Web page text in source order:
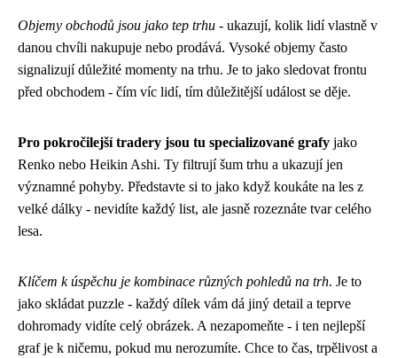
Objemy obchodů jsou jako tep trhu - ukazují, kolik lidí vlastně v
danou chvíli nakupuje nebo prodává. Vysoké objemy často
signalizují důležité momenty na trhu. Je to jako sledovat frontu
před obchodem - čím víc lidí, tím důležitější událost se děje.
Pro pokročilejší tradery jsou tu specializované grafy jako
Renko nebo Heikin Ashi. Ty filtrují šum trhu a ukazují jen
významné pohyby. Představte si to jako když koukáte na les z
velké dálky - nevidíte každý list, ale jasně rozeznáte tvar celého
lesa.
Klíčem k úspěchu je kombinace různých pohledů na trh. Je to
jako skládat puzzle - každý dílek vám dá jiný detail a teprve
dohromady vidíte celý obrázek. A nezapomeňte - i ten nejlepší
graf je k ničemu, pokud mu nerozumíte. Chce to čas, trpělivost a